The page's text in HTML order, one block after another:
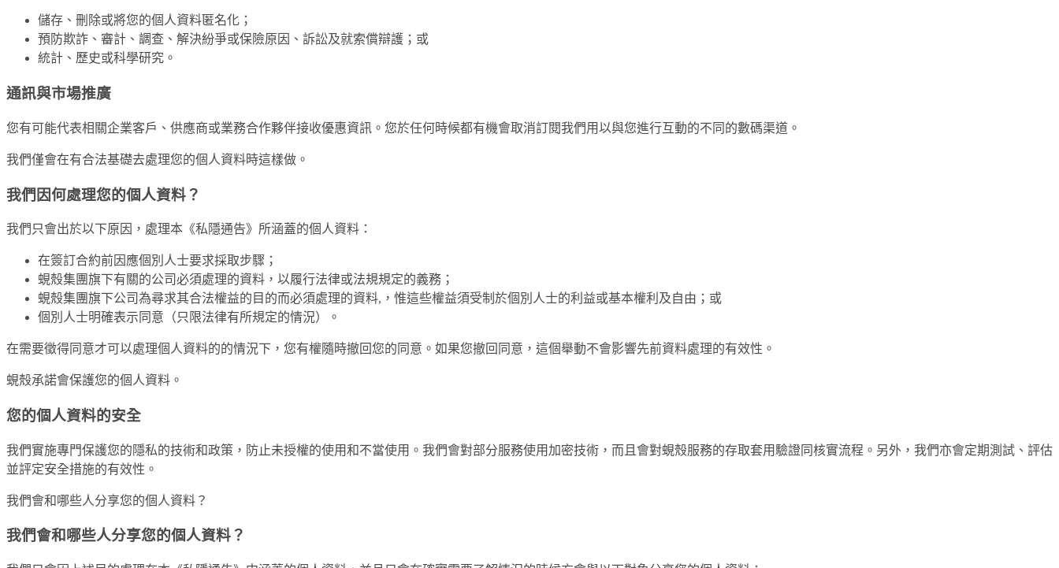
儲存、刪除或將您的個人資料匿名化；
預防欺詐、審計、調查、解決紛爭或保險原因、訴訟及就索償辯護；或
統計、歷史或科學研究。
通訊與市場推廣
您有可能代表相關企業客戶、供應商或業務合作夥伴接收優惠資訊。您於任何時候都有機會取消訂閱我們用以與您進行互動的不同的數碼渠道。
我們僅會在有合法基礎去處理您的個人資料時這樣做。
我們因何處理您的個人資料？
我們只會出於以下原因，處理本《私隱通告》所涵蓋的個人資料：
在簽訂合約前因應個別人士要求採取步驟；
蜆殼集團旗下有關的公司必須處理的資料，以履行法律或法規規定的義務；
蜆殼集團旗下公司為尋求其合法權益的目的而必須處理的資料,，惟這些權益須受制於個別人士的利益或基本權利及自由；或
個別人士明確表示同意（只限法律有所規定的情況）。
在需要徵得同意才可以處理個人資料的的情況下，您有權隨時撤回您的同意。如果您撤回同意，這個舉動不會影響先前資料處理的有效性。
蜆殼承諾會保護您的個人資料。
您的個人資料的安全
我們實施專門保護您的隱私的技術和政策，防止未授權的使用和不當使用。我們會對部分服務使用加密技術，而且會對蜆殼服務的存取套用驗證同核實流程。另外，我們亦會定期測試、評估
並評定安全措施的有效性。
我們會和哪些人分享您的個人資料？
我們會和哪些人分享您的個人資料？